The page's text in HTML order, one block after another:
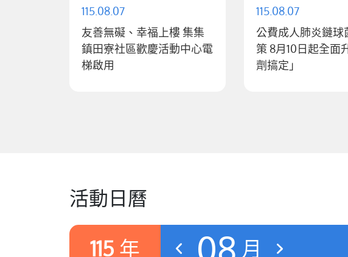
115.08.07
友善無礙、幸福上樓 集集
鎮田寮社區歡慶活動中心電
梯啟用
115.08.07
公費成人肺炎鏈球
策 8月10日起全面升級「1
劑搞定」
活動日曆
115 年 08 月